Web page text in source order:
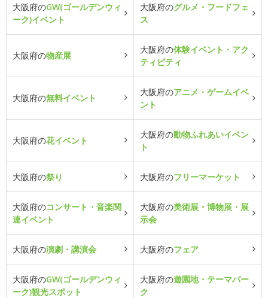
大阪府のGW(ゴールデンウィ
ーク)イベント
大阪府のグルメ・フードフェ
ス
大阪府の物産展
大阪府の体験イベント・アク
ティビティ
大阪府の無料イベント
大阪府のアニメ・ゲームイベ
ント
大阪府の花イベント
大阪府の動物ふれあいイベン
ト
大阪府の祭り 大阪府のフリーマーケット
大阪府のコンサート・音楽関
連イベント
大阪府の美術展・博物展・展
示会
大阪府の演劇・講演会 大阪府のフェア
大阪府のGW(ゴールデンウィ
ーク)観光スポット
大阪府の遊園地・テーマパー
ク